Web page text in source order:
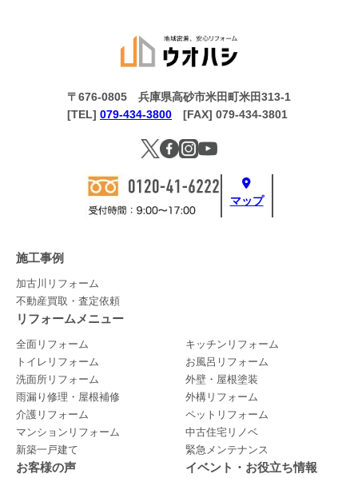
マップ
〒676-0805 兵庫県高砂市米田町米田313-1
[TEL] 079-434-3800 [FAX] 079-434-3801
施工事例
加古川リフォーム
不動産買取・査定依頼
リフォームメニュー
全面リフォーム
キッチンリフォーム
トイレリフォーム
お風呂リフォーム
洗面所リフォーム
外壁・屋根塗装
雨漏り修理・屋根補修
外構リフォーム
介護リフォーム
ペットリフォーム
マンションリフォーム
中古住宅リノベ
新築一戸建て
緊急メンテナンス
お客様の声 イベント・お役立ち情報